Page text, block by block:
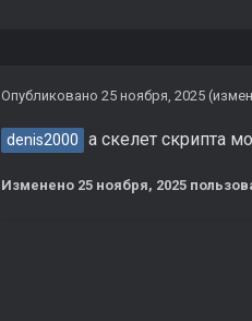
Опубликовано 25 ноября, 2025
denis2000 а скелет скрипта
Изменено 25 ноября, 2025